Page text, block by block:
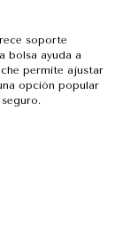
soporte
bolsa ayuda a
permite ajustar
opción popular